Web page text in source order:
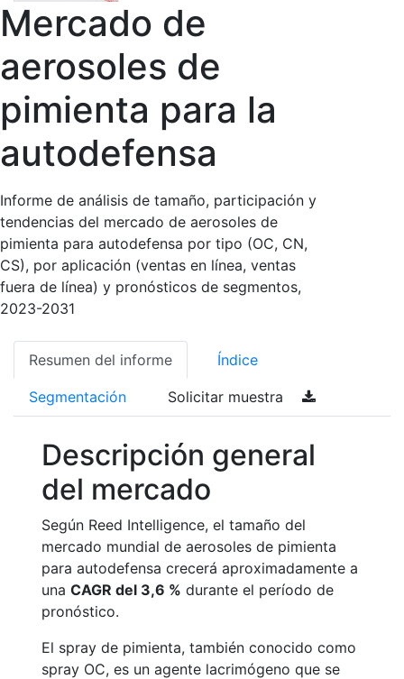
Mercado de
aerosoles de
pimienta para la
autodefensa
Informe de análisis de tamaño, participación y
tendencias del mercado de aerosoles de
pimienta para autodefensa por tipo (OC, CN,
CS), por aplicación (ventas en línea, ventas
fuera de línea) y pronósticos de segmentos,
2023-2031
Resumen del informe Índice
Segmentación Solicitar muestra
Descripción general
del mercado
Según Reed Intelligence, el tamaño del
mercado mundial de aerosoles de pimienta
para autodefensa crecerá aproximadamente a
una CAGR del 3,6 % durante el período de
pronóstico.
El spray de pimienta, también conocido como
spray OC, es un agente lacrimógeno que se